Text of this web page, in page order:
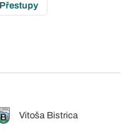
Přestupy
Vitoša Bistrica